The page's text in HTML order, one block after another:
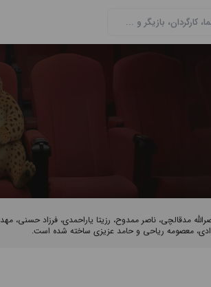
مدقالچی، ناصر ممدوح، رزیتا یاراحمدی، فرزاد حسنی،
معصومه ریاحی و حامد عزیزی ساخته شده است.